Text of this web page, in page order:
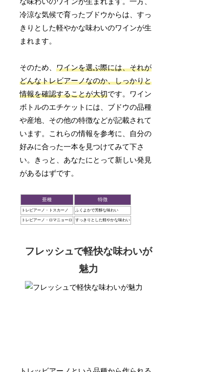
冷涼な気候で育ったブドウからは、すっ
きりとした軽やかな味わいのワインが生
まれます。
そのため、ワインを選ぶ際には、それが
どんなトレビアーノなのか、しっかりと
情報を確認することが大切です。ワイン
ボトルのエチケットには、ブドウの品種
や産地、その他の特徴などが記載されて
います。これらの情報を参考に、自分の
好みに合った一本を見つけてみて下さ
い。きっと、あなたにとって新しい発見
があるはずです。
亜種 特徴
トレビアーノ・トスカーノ ふくよかで芳醇な味わい
トレビアーノ・ロマニョーロ すっきりとした軽やかな味わい
フレッシュで軽快な味わいが
魅力